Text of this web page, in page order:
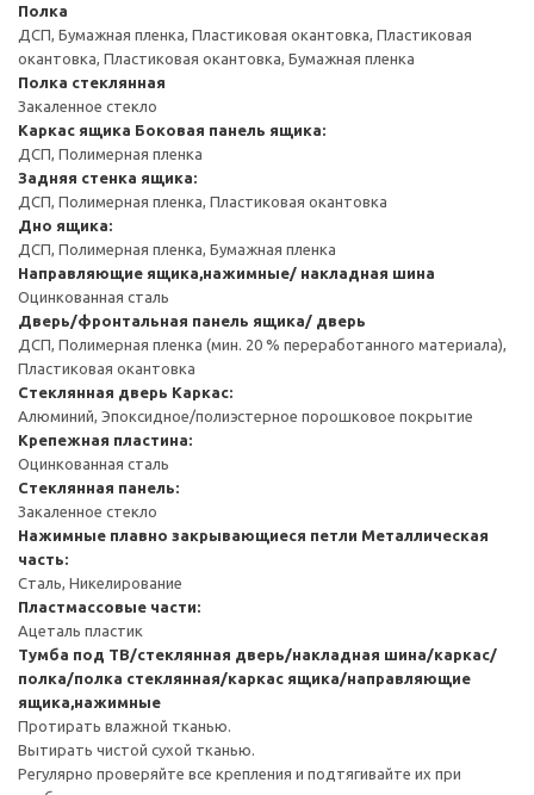
Полка
ДСП, Бумажная пленка, Пластиковая окантовка, Пластиковая
окантовка, Пластиковая окантовка, Бумажная пленка
Полка стеклянная
Закаленное стекло
Каркас ящика Боковая панель ящика:
ДСП, Полимерная пленка
Задняя стенка ящика:
ДСП, Полимерная пленка, Пластиковая окантовка
Дно ящика:
ДСП, Полимерная пленка, Бумажная пленка
Направляющие ящика,нажимные/ накладная шина
Оцинкованная сталь
Дверь/фронтальная панель ящика/ дверь
ДСП, Полимерная пленка (мин. 20 % переработанного материала),
Пластиковая окантовка
Стеклянная дверь Каркас:
Алюминий, Эпоксидное/полиэстерное порошковое покрытие
Крепежная пластина:
Оцинкованная сталь
Стеклянная панель:
Закаленное стекло
Нажимные плавно закрывающиеся петли Металлическая
часть:
Сталь, Никелирование
Пластмассовые части:
Ацеталь пластик
Тумба под ТВ/стеклянная дверь/накладная шина/каркас/
полка/полка стеклянная/каркас ящика/направляющие
ящика,нажимные
Протирать влажной тканью.
Вытирать чистой сухой тканью.
Регулярно проверяйте все крепления и подтягивайте их при